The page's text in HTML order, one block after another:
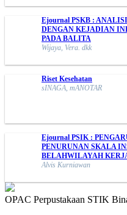
Ejournal PSKB :
DENGAN KEJADIAN
PADA BALITA
Wijaya, Vera. dkk
Riset Kesehatan
sINAGA, mANOTAR
Ejournal PSIK :
PENURUNAN SKALA
BELAHWILAYAH
Alvis Kurniawan
OPAC Perpustakaan STIK